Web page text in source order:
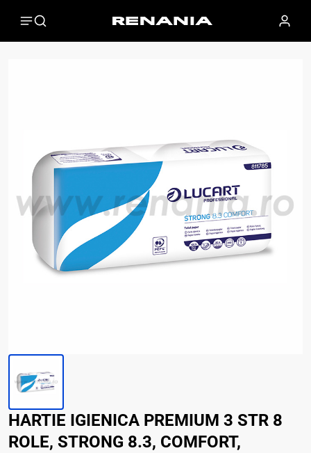
HARTIE IGIENICA PREMIUM 3 STR 8
ROLE, STRONG 8.3, COMFORT,